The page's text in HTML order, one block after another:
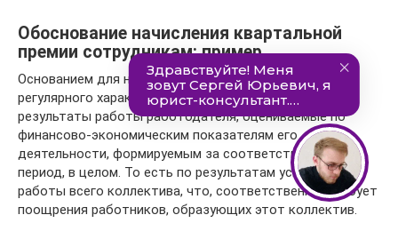
Обоснование начисления квартальной
премии сотрудникам: пример
Основанием для начисления и выплаты премий
регулярного характера чаще всего становятся
результаты работы работодателя, оцениваемые по
финансово-экономическим показателям его
деятельности, формируемым за соответствующий
период, в целом. То есть по результатам успешной
работы всего коллектива, что, соответственно, требует
поощрения работников, образующих этот коллектив.